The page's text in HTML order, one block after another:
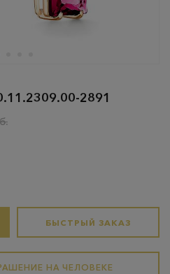
2891
БЫСТРЫЙ ЗАКАЗ
НА ЧЕЛОВЕКЕ